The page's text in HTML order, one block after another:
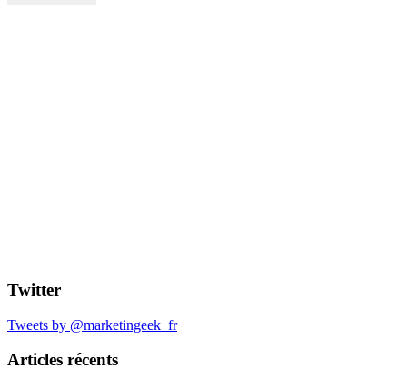
Twitter
Tweets by @marketingeek_fr
Articles récents